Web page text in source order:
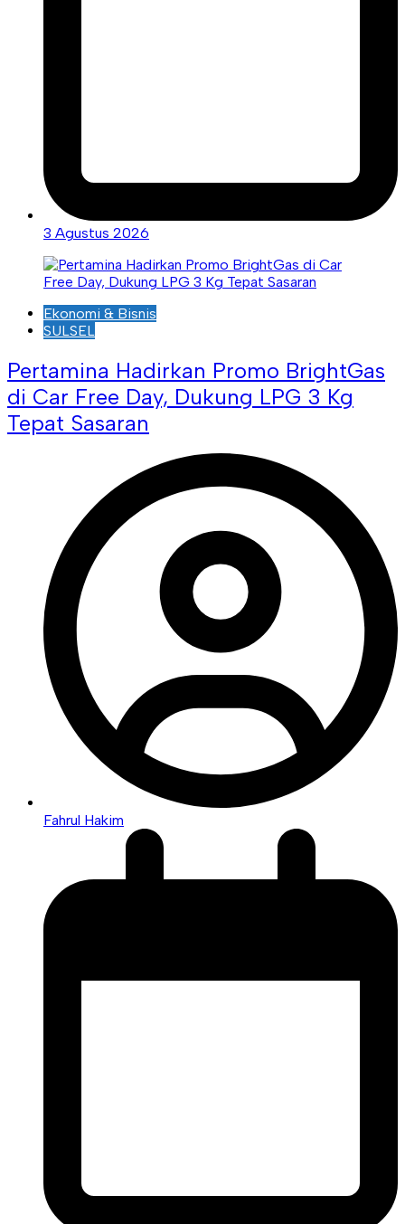
3 Agustus 2026
Ekonomi & Bisnis
SULSEL
Pertamina Hadirkan Promo BrightGas
di Car Free Day, Dukung LPG 3 Kg
Tepat Sasaran
Fahrul Hakim